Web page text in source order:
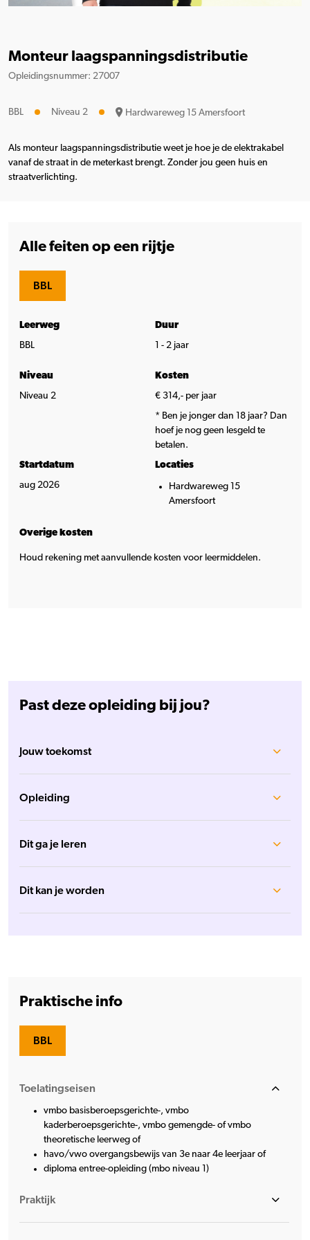
Monteur laagspanningsdistributie
Opleidingsnummer: 27007
BBL Niveau 2 Hardwareweg 15 Amersfoort
Als monteur laagspanningsdistributie weet je hoe je de elektrakabel
vanaf de straat in de meterkast brengt. Zonder jou geen huis en
straatverlichting.
Alle feiten op een rijtje
BBL
Leerweg
BBL
Duur
1 - 2 jaar
Niveau
Niveau 2
Kosten
€ 314,- per jaar
* Ben je jonger dan 18 jaar? Dan
hoef je nog geen lesgeld te
betalen.
Startdatum
aug 2026
Locaties
Hardwareweg 15
Amersfoort
Overige kosten
Houd rekening met aanvullende kosten voor leermiddelen.
Past deze opleiding bij jou?
Jouw toekomst
Opleiding
Dit ga je leren
Dit kan je worden
Praktische info
BBL
Toelatingseisen
vmbo basisberoepsgerichte-, vmbo
kaderberoepsgerichte-, vmbo gemengde- of vmbo
theoretische leerweg of
havo/vwo overgangsbewijs van 3e naar 4e leerjaar of
diploma entree-opleiding (mbo niveau 1)
Praktijk